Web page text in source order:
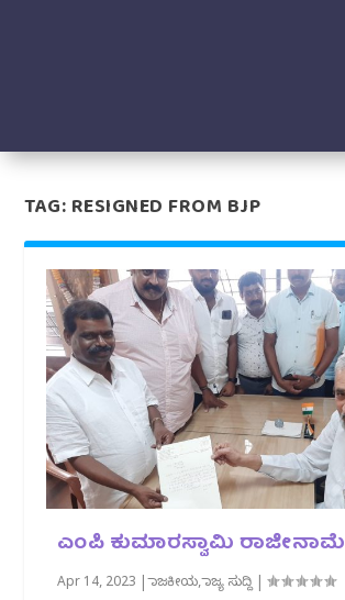
TAG:RESIGNED FROM BJP
ಎಂಪಿ ಕುಮಾರಸ್ವಾಮಿ ರಾಜೀನಾಮೆ
Apr 14, 2023 |ರಾಜಕೀಯ,ರಾಜ್ಯ ಸುದ್ದಿ |